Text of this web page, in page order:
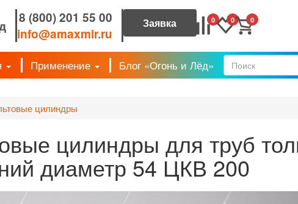
8 (800) 201 55 00
info@amaxmir.ru
0 0 0
Применение Блог «Огонь и Лёд» Форма
цилиндры
цилиндры для труб
диаметр 54 ЦКВ 200